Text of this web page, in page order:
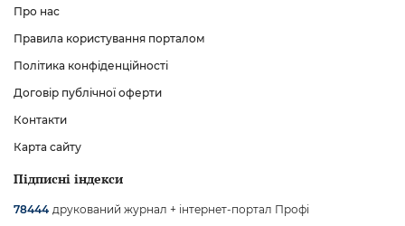
Про нас
Правила користування порталом
Політика конфіденційності
Договір публічної оферти
Контакти
Карта сайту
Підписні індекси
78444 друкований журнал + інтернет-портал Профі